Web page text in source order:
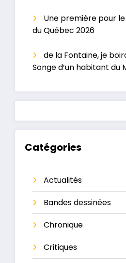
Une première pour
du Québec 2026
de la Fontaine, je
Songe d’un habitant du
Catégories
Actualités
Bandes dessinées
Chronique
Critiques